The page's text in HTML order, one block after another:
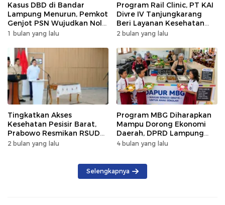
Kasus DBD di Bandar
Lampung Menurun, Pemkot
Genjot PSN Wujudkan Nol
Kematian
1 bulan yang lalu
Program Rail Clinic, PT KAI
Divre IV Tanjungkarang
Beri Layanan Kesehatan
Gratis 250 Warga
2 bulan yang lalu
Tingkatkan Akses
Kesehatan Pesisir Barat,
Prabowo Resmikan RSUD
KH Muhammad Thohir
2 bulan yang lalu
Program MBG Diharapkan
Mampu Dorong Ekonomi
Daerah, DPRD Lampung
Tekankan Pemanfaatan
4 bulan yang lalu
Selengkapnya